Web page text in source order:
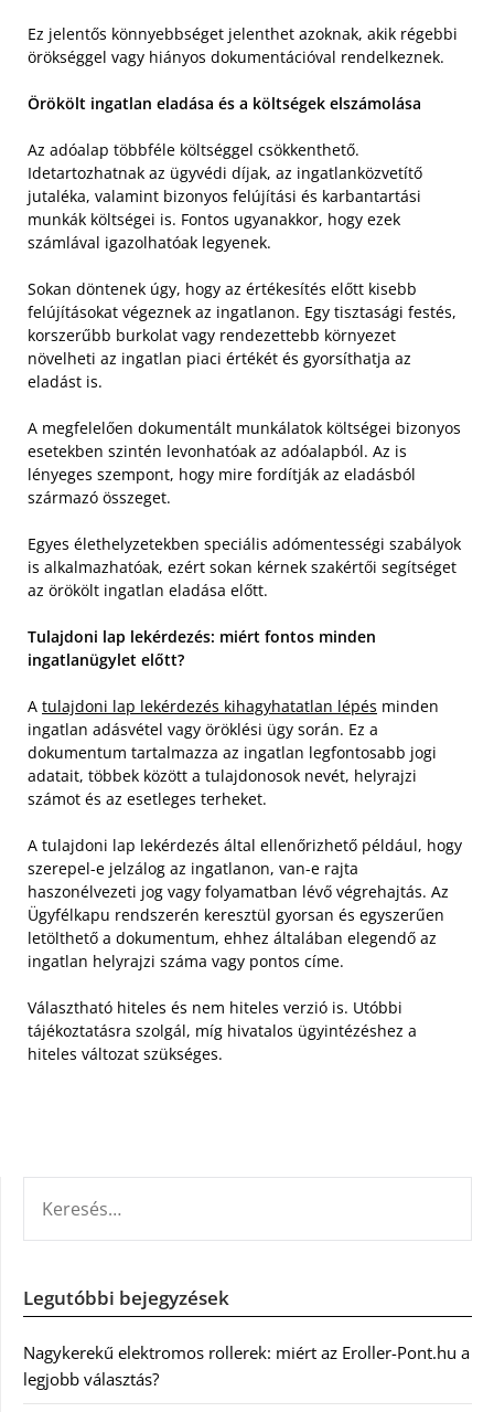
Ez jelentős könnyebbséget jelenthet azoknak, akik régebbi
örökséggel vagy hiányos dokumentációval rendelkeznek.
Örökölt ingatlan eladása és a költségek elszámolása
Az adóalap többféle költséggel csökkenthető.
Idetartozhatnak az ügyvédi díjak, az ingatlanközvetítő
jutaléka, valamint bizonyos felújítási és karbantartási
munkák költségei is. Fontos ugyanakkor, hogy ezek
számlával igazolhatóak legyenek.
Sokan döntenek úgy, hogy az értékesítés előtt kisebb
felújításokat végeznek az ingatlanon. Egy tisztasági festés,
korszerűbb burkolat vagy rendezettebb környezet
növelheti az ingatlan piaci értékét és gyorsíthatja az
eladást is.
A megfelelően dokumentált munkálatok költségei bizonyos
esetekben szintén levonhatóak az adóalapból. Az is
lényeges szempont, hogy mire fordítják az eladásból
származó összeget.
Egyes élethelyzetekben speciális adómentességi szabályok
is alkalmazhatóak, ezért sokan kérnek szakértői segítséget
az örökölt ingatlan eladása előtt.
Tulajdoni lap lekérdezés: miért fontos minden
ingatlanügylet előtt?
A tulajdoni lap lekérdezés kihagyhatatlan lépés minden
ingatlan adásvétel vagy öröklési ügy során. Ez a
dokumentum tartalmazza az ingatlan legfontosabb jogi
adatait, többek között a tulajdonosok nevét, helyrajzi
számot és az esetleges terheket.
A tulajdoni lap lekérdezés által ellenőrizhető például, hogy
szerepel-e jelzálog az ingatlanon, van-e rajta
haszonélvezeti jog vagy folyamatban lévő végrehajtás. Az
Ügyfélkapu rendszerén keresztül gyorsan és egyszerűen
letölthető a dokumentum, ehhez általában elegendő az
ingatlan helyrajzi száma vagy pontos címe.
Választható hiteles és nem hiteles verzió is. Utóbbi
tájékoztatásra szolgál, míg hivatalos ügyintézéshez a
hiteles változat szükséges.
Legutóbbi bejegyzések
Nagykerekű elektromos rollerek: miért az Eroller-Pont.hu a
legjobb választás?